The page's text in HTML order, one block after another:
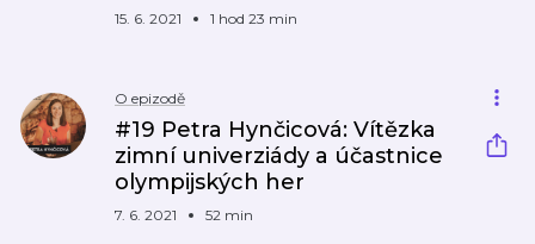
15. 6. 2021 1 hod 23 min
O epizodě
#19 Petra Hynčicová: Vítězka
zimní univerziády a účastnice
olympijských her
7. 6. 2021 52 min